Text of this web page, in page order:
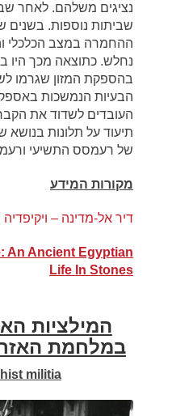
נציגים משלהם. לאחר
שביתות נוספות.
ההחמרה במצב הכלכלי
נחלש. כתוצאה מכך היו
בהספקת המזון שגרמו
הבעיות הנמשכות
העובדים לשדוד את
תיעוד על תלונות
של רעמסס התשיעי
מקורות המידע
דיר אל-מדינה – ויקיפדיה
An Ancient Egyptian
Life In Stones
המילציות
במלחמת
militia